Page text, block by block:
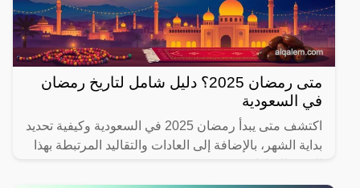
متى رمضان 2025؟ دليل شامل لتاريخ رمضان
في السعودية
اكتشف متى يبدأ رمضان 2025 في السعودية وكيفية تحديد
بداية الشهر، بالإضافة إلى العادات والتقاليد المرتبطة بهذا